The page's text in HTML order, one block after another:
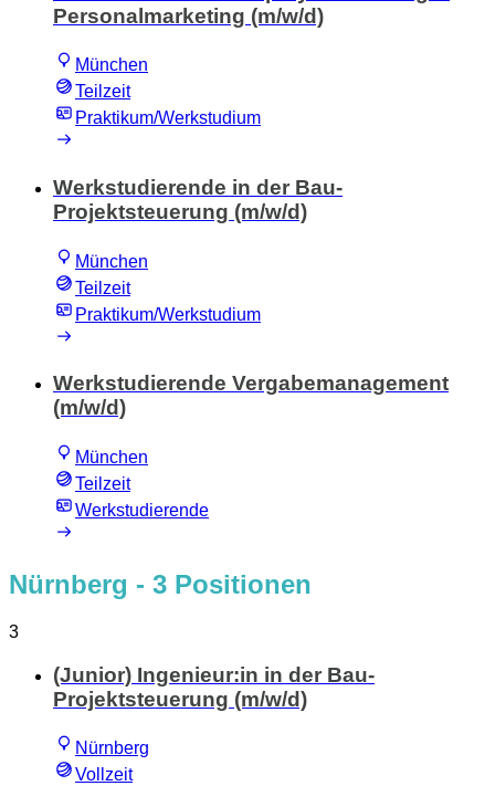
Personalmarketing (m/w/d)
München
Teilzeit
Praktikum/Werkstudium
Werkstudierende in der Bau-
Projektsteuerung (m/w/d)
München
Teilzeit
Praktikum/Werkstudium
Werkstudierende Vergabemanagement
(m/w/d)
München
Teilzeit
Werkstudierende
Nürnberg - 3 Positionen
3
(Junior) Ingenieur:in in der Bau-
Projektsteuerung (m/w/d)
Nürnberg
Vollzeit